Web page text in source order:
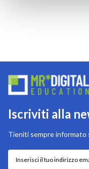
Iscriviti alla
Tieniti sempre informato
Iscriviti
alla